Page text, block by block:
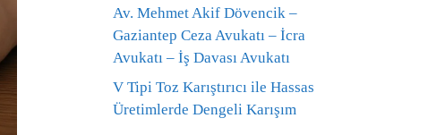
Av. Mehmet Akif Dövencik –
Gaziantep Ceza Avukatı – İcra
Avukatı – İş Davası Avukatı
V Tipi Toz Karıştırıcı ile Hassas
Üretimlerde Dengeli Karışım